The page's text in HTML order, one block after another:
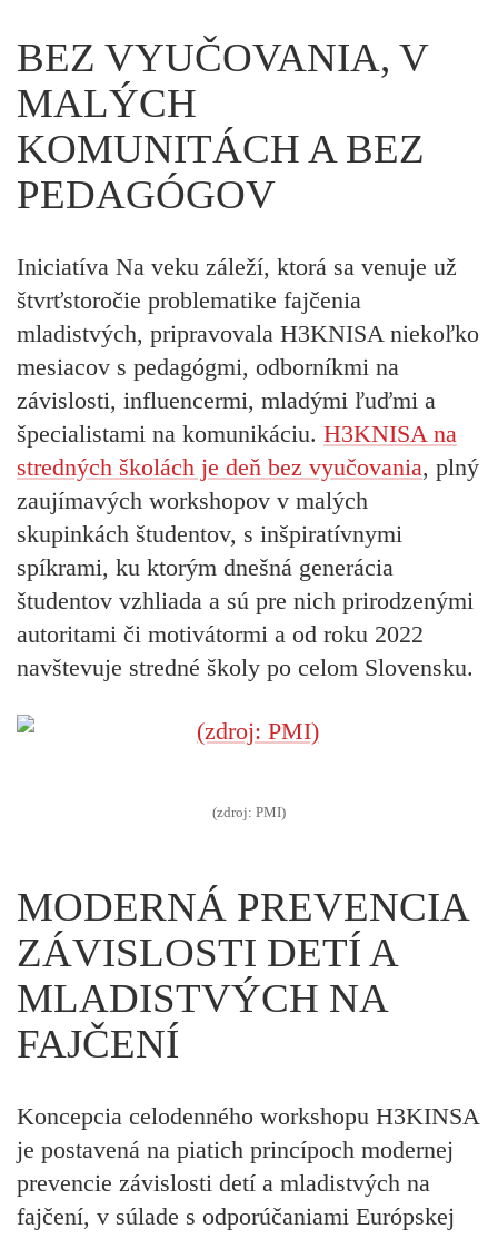
BEZ VYUČOVANIA, V
MALÝCH
KOMUNITÁCH A BEZ
PEDAGÓGOV
Iniciatíva Na veku záleží, ktorá sa venuje už
štvrťstoročie problematike fajčenia
mladistvých, pripravovala H3KNISA niekoľko
mesiacov s pedagógmi, odborníkmi na
závislosti, influencermi, mladými ľuďmi a
špecialistami na komunikáciu. H3KNISA na
stredných školách je deň bez vyučovania, plný
zaujímavých workshopov v malých
skupinkách študentov, s inšpiratívnymi
spíkrami, ku ktorým dnešná generácia
študentov vzhliada a sú pre nich prirodzenými
autoritami či motivátormi a od roku 2022
navštevuje stredné školy po celom Slovensku.
(zdroj: PMI)
MODERNÁ PREVENCIA
ZÁVISLOSTI DETÍ A
MLADISTVÝCH NA
FAJČENÍ
Koncepcia celodenného workshopu H3KINSA
je postavená na piatich princípoch modernej
prevencie závislosti detí a mladistvých na
fajčení, v súlade s odporúčaniami Európskej